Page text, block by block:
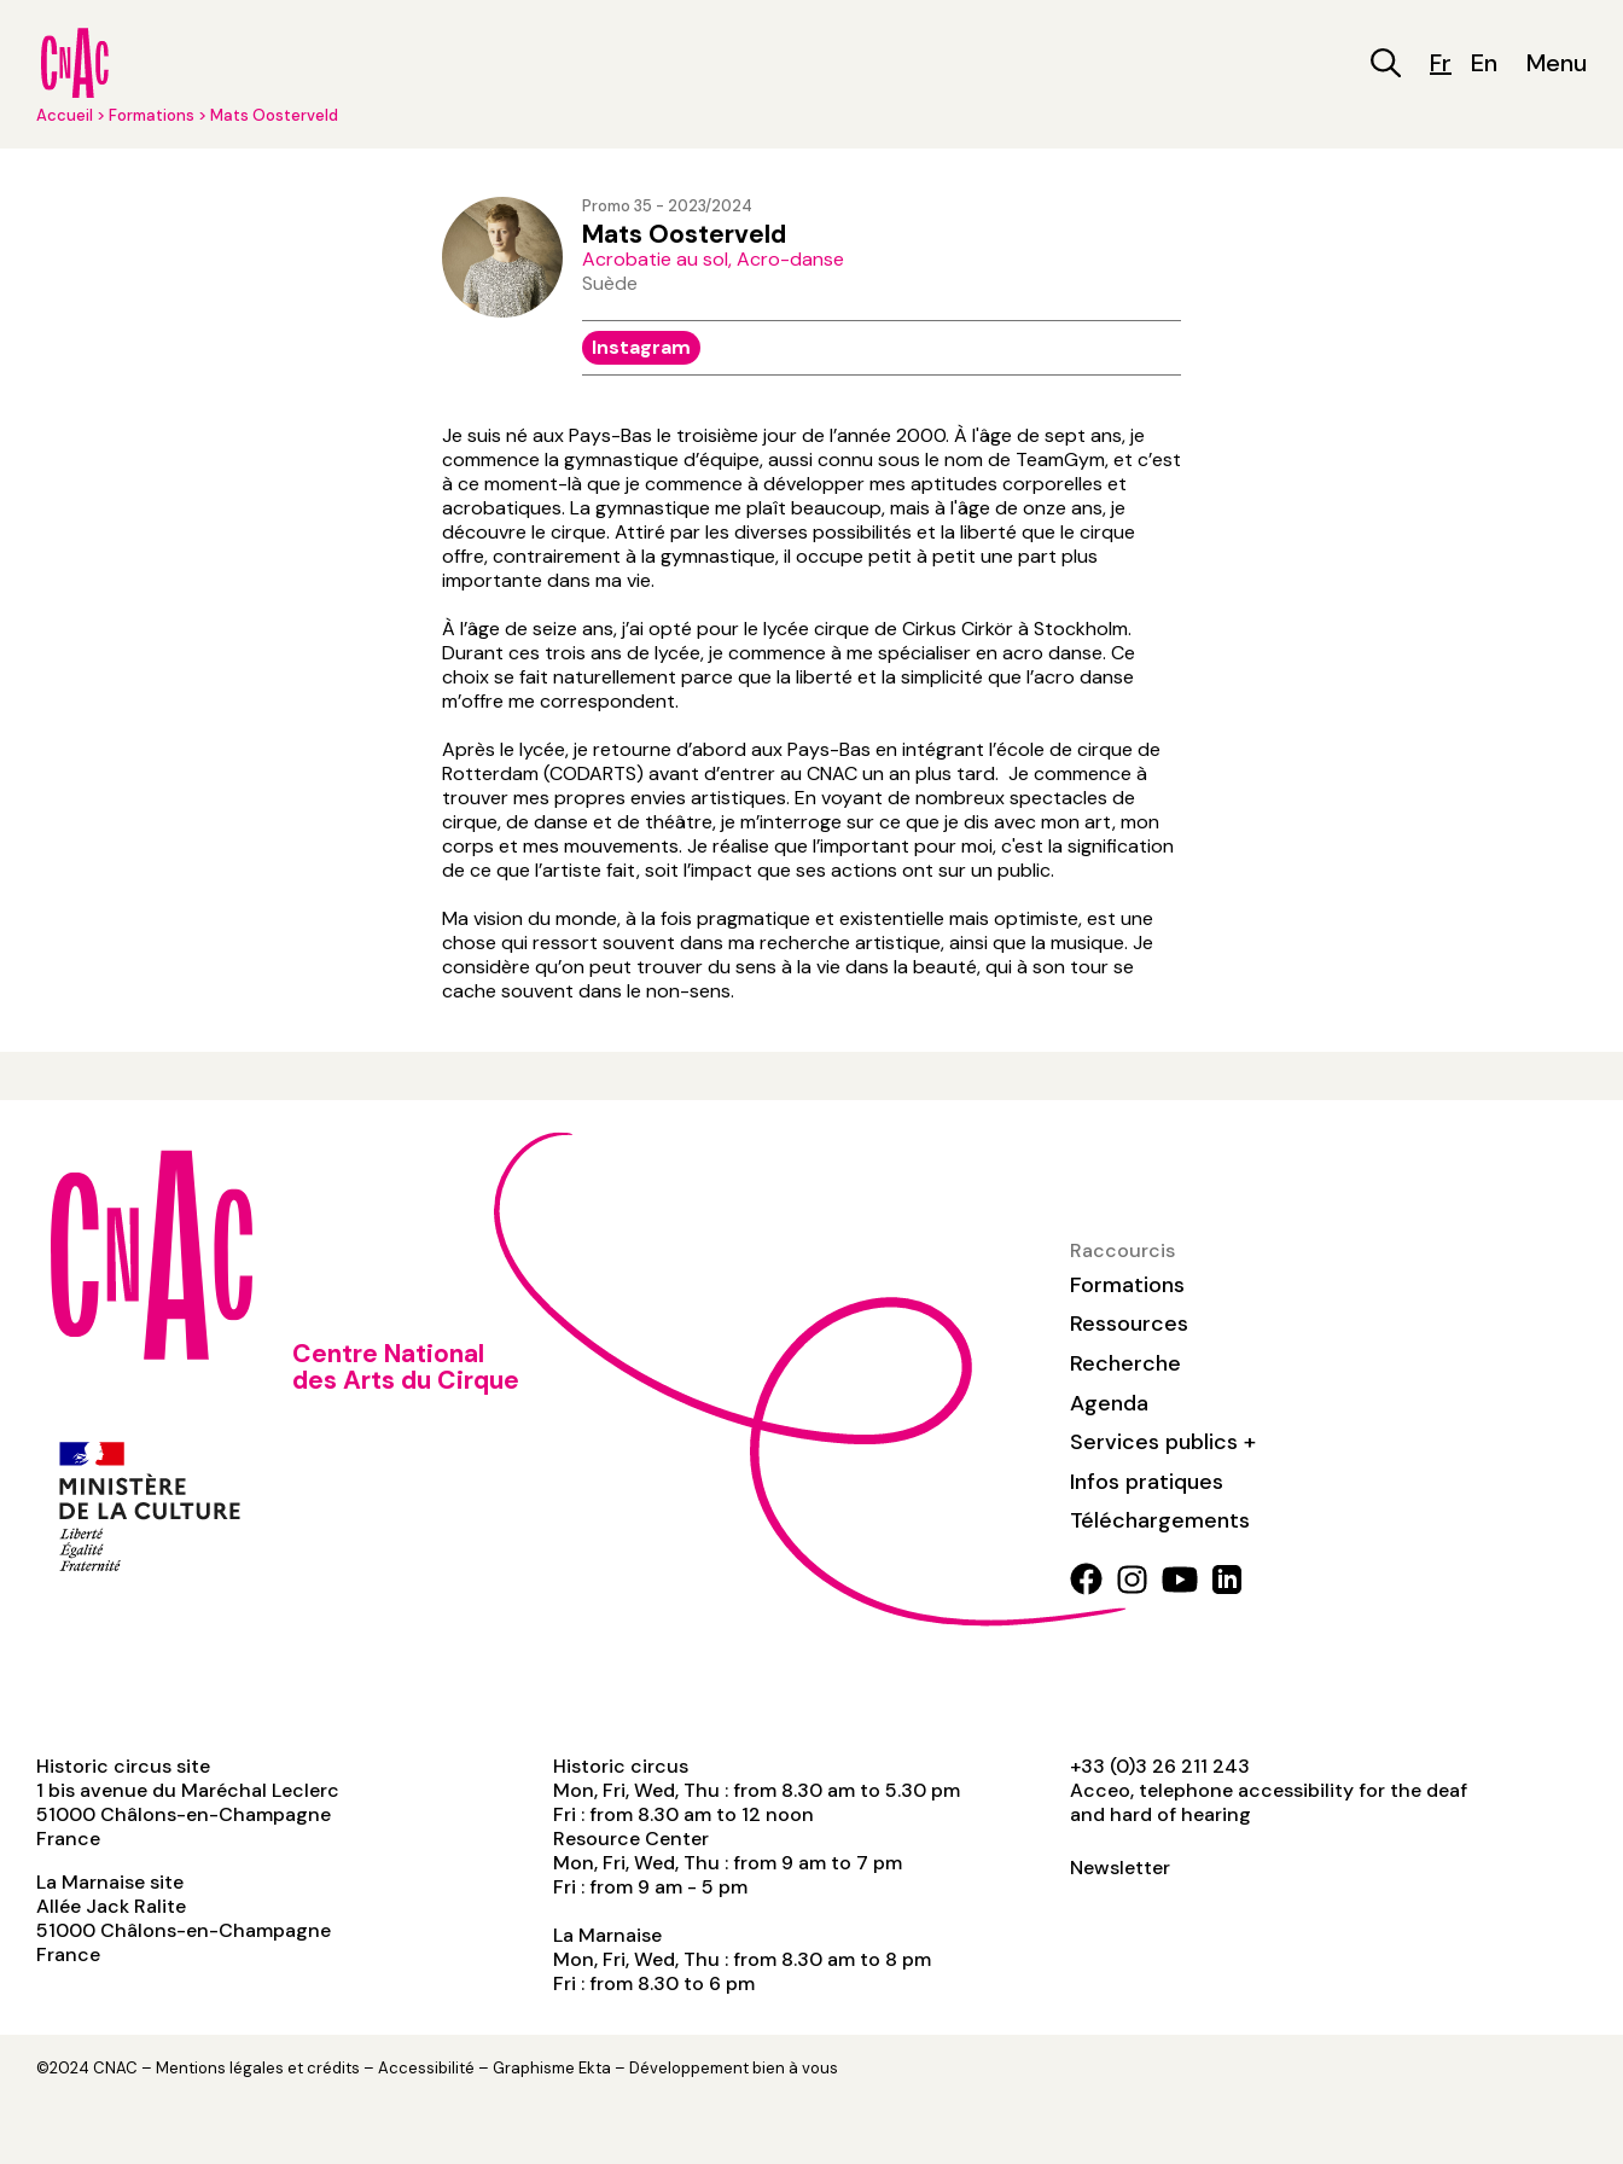
contenu
principal
Fr En Menu
Fil
Accueil Formations Mats Oosterveld
Promo 35 - 2023/2024
Mats Oosterveld
Acrobatie au sol, Acro-danse
Suède
Instagram
Je suis né aux Pays-Bas le troisième jour de l’année 2000. À l'âge de sept ans, je
commence la gymnastique d’équipe, aussi connu sous le nom de TeamGym, et c’est
à ce moment-là que je commence à développer mes aptitudes corporelles et
acrobatiques. La gymnastique me plaît beaucoup, mais à l'âge de onze ans, je
découvre le cirque. Attiré par les diverses possibilités et la liberté que le cirque
offre, contrairement à la gymnastique, il occupe petit à petit une part plus
importante dans ma vie.
À l’âge de seize ans, j’ai opté pour le lycée cirque de Cirkus Cirkör à Stockholm.
Durant ces trois ans de lycée, je commence à me spécialiser en acro danse. Ce
choix se fait naturellement parce que la liberté et la simplicité que l’acro danse
m’offre me correspondent.
Après le lycée, je retourne d’abord aux Pays-Bas en intégrant l’école de cirque de
Rotterdam (CODARTS) avant d’entrer au CNAC un an plus tard. Je commence à
trouver mes propres envies artistiques. En voyant de nombreux spectacles de
cirque, de danse et de théâtre, je m’interroge sur ce que je dis avec mon art, mon
corps et mes mouvements. Je réalise que l’important pour moi, c'est la signification
de ce que l’artiste fait, soit l’impact que ses actions ont sur un public.
Ma vision du monde, à la fois pragmatique et existentielle mais optimiste, est une
chose qui ressort souvent dans ma recherche artistique, ainsi que la musique. Je
considère qu’on peut trouver du sens à la vie dans la beauté, qui à son tour se
cache souvent dans le non-sens.
Centre National
des Arts du Cirque
Raccourcis
Formations
Ressources
Recherche
Agenda
Services publics +
Infos pratiques
Téléchargements
Historic circus site
1 bis avenue du Maréchal Leclerc
51000 Châlons-en-Champagne
France
La Marnaise site
Allée Jack Ralite
51000 Châlons-en-Champagne
France
Historic circus
Mon, Fri, Wed, Thu : from 8.30 am to 5.30 pm
Fri : from 8.30 am to 12 noon
Resource Center
Mon, Fri, Wed, Thu : from 9 am to 7 pm
Fri : from 9 am - 5 pm
La Marnaise
Mon, Fri, Wed, Thu : from 8.30 am to 8 pm
Fri : from 8.30 to 6 pm
+33 (0)3 26 211 243
Acceo, telephone accessibility for the deaf
and hard of hearing
Newsletter
©2024 CNAC – Mentions légales et crédits – Accessibilité – Graphisme Ekta – Développementbien à vous